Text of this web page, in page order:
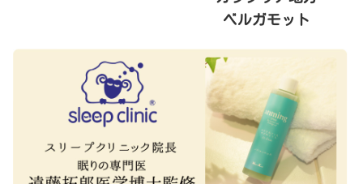
ベルガモット